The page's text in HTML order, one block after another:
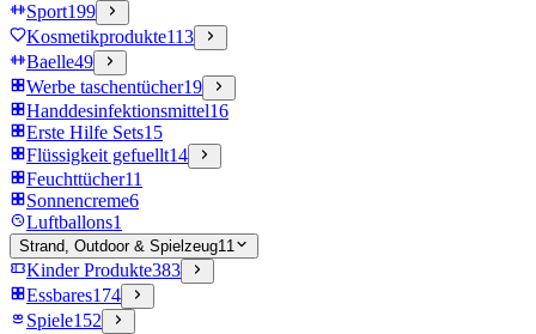
Sport199
Kosmetikprodukte113
Baelle49
Werbe taschentücher19
Handdesinfektionsmittel16
Erste Hilfe Sets15
Flüssigkeit gefuellt14
Feuchttücher11
Sonnencreme6
Luftballons1
Strand, Outdoor & Spielzeug11
Kinder Produkte383
Essbares174
Spiele152